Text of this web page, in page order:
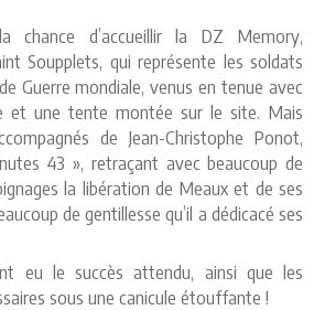
d’accueillir la DZ Memory,
Soupplets, qui représente les soldats
Guerre mondiale, venus en tenue avec
et une tente montée sur le site. Mais
de Jean-Christophe Ponot,
43 », retraçant avec beaucoup de
la libération de Meaux et de ses
de gentillesse qu’il a dédicacé ses
eu le succès attendu, ainsi que les
sous une canicule étouffante !